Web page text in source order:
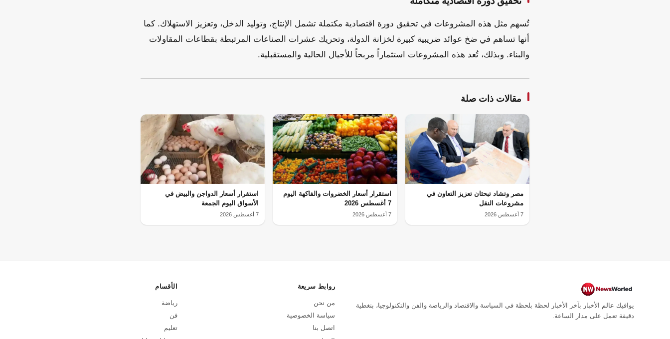
تُسهم مثل هذه المشروعات في تحقيق دورة اقتصادية مكتملة تشمل الإنتاج، وتوليد الدخل، وتعزيز الاستهلاك. كما
أنها تساهم في ضخ عوائد ضريبية كبيرة لخزانة الدولة، وتحريك عشرات الصناعات المرتبطة بقطاعات المقاولات
والبناء. وبذلك، تُعد هذه المشروعات استثماراً مربحاً للأجيال الحالية والمستقبلية.
مقالات ذات صلة
مصر وتشاد تبحثان تعزيز التعاون في
مشروعات النقل
7 أغسطس 2026
استقرار أسعار الخضروات والفاكهة اليوم
7 أغسطس 2026
7 أغسطس 2026
استقرار أسعار الدواجن والبيض في
الأسواق اليوم الجمعة
7 أغسطس 2026
يوافيك عالم الأخبار بآخر الأخبار لحظة بلحظة في السياسة والاقتصاد والرياضة والفن والتكنولوجيا، بتغطية
دقيقة تعمل على مدار الساعة.
روابط سريعة
من نحن
سياسة الخصوصية
اتصل بنا
الأقسام
رياضة
فن
تعليم